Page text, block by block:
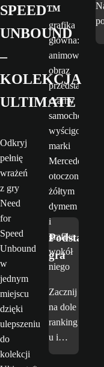
SPEED™
UNBOUND
–
KOLEKCJA
ULTIMATE
Odkryj
pełnię
wrażeń
z gry
Need
for
Speed
Unbound
w
jednym
miejscu
dzięki
ulepszeniu
do
kolekcji
gra
Zacznij
na dole
ranking
u i
dotrzyj